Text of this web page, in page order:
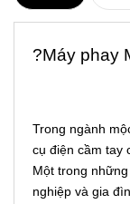
?Máy phay
Trong ngành
cụ điện cầm tay
Một trong
nghiệp và gia